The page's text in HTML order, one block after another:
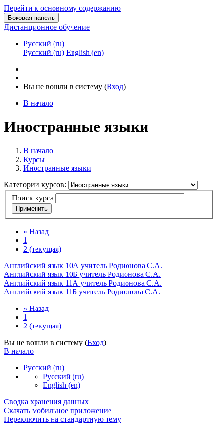
Перейти к основному содержанию
Боковая панель
Дистанционное обучение
Русский ‎(ru)‎
Русский ‎(ru)‎ English ‎(en)‎
Вы не вошли в систему (Вход)
В начало
Иностранные языки
В начало
Курсы
Иностранные языки
Категории курсов:
Поиск курса
Применить
« Назад
1
2 (текущая)
Английский язык 10А учитель Родионова С.А.
Английский язык 10Б учитель Родионова С.А.
Английский язык 11А учитель Родионова С.А.
Английский язык 11Б учитель Родионова С.А.
« Назад
1
2 (текущая)
Вы не вошли в систему (Вход)
В начало
Русский ‎(ru)‎
Русский ‎(ru)‎
English ‎(en)‎
Сводка хранения данных
Скачать мобильное приложение
Переключить на стандартную тему